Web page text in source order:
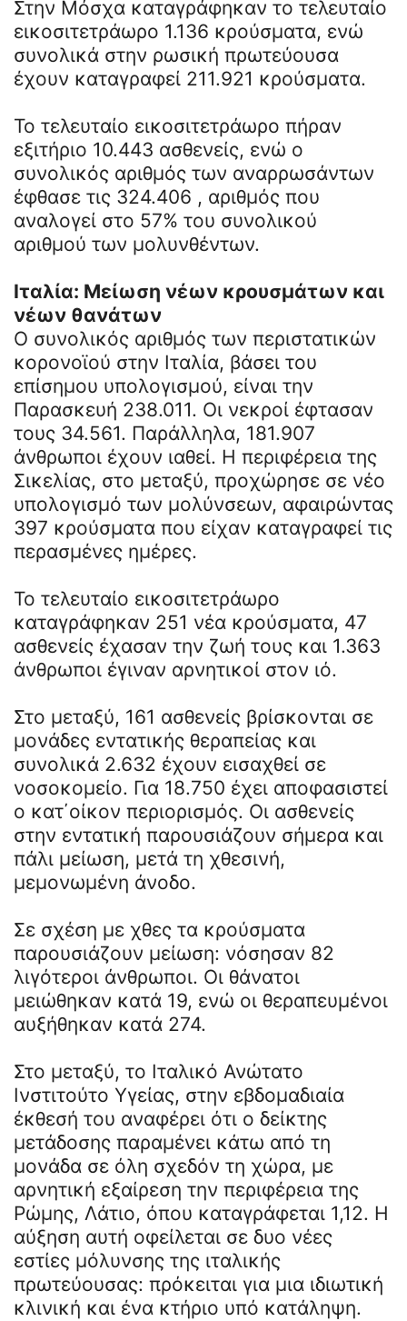
Στην Μόσχα καταγράφηκαν το τελευταίο
εικοσιτετράωρο 1.136 κρούσματα, ενώ
συνολικά στην ρωσική πρωτεύουσα
έχουν καταγραφεί 211.921 κρούσματα.
Το τελευταίο εικοσιτετράωρο πήραν
εξιτήριο 10.443 ασθενείς, ενώ ο
συνολικός αριθμός των αναρρωσάντων
έφθασε τις 324.406 , αριθμός που
αναλογεί στο 57% του συνολικού
αριθμού των μολυνθέντων.
Ιταλία: Μείωση νέων κρουσμάτων και
νέων θανάτων
Ο συνολικός αριθμός των περιστατικών
κορονοϊού στην Ιταλία, βάσει του
επίσημου υπολογισμού, είναι την
Παρασκευή 238.011. Οι νεκροί έφτασαν
τους 34.561. Παράλληλα, 181.907
άνθρωποι έχουν ιαθεί. Η περιφέρεια της
Σικελίας, στο μεταξύ, προχώρησε σε νέο
υπολογισμό των μολύνσεων, αφαιρώντας
397 κρούσματα που είχαν καταγραφεί τις
περασμένες ημέρες.
Το τελευταίο εικοσιτετράωρο
καταγράφηκαν 251 νέα κρούσματα, 47
ασθενείς έχασαν την ζωή τους και 1.363
άνθρωποι έγιναν αρνητικοί στον ιό.
Στο μεταξύ, 161 ασθενείς βρίσκονται σε
μονάδες εντατικής θεραπείας και
συνολικά 2.632 έχουν εισαχθεί σε
νοσοκομείο. Για 18.750 έχει αποφασιστεί
ο κατ΄οίκον περιορισμός. Οι ασθενείς
στην εντατική παρουσιάζουν σήμερα και
πάλι μείωση, μετά τη χθεσινή,
μεμονωμένη άνοδο.
Σε σχέση με χθες τα κρούσματα
παρουσιάζουν μείωση: νόσησαν 82
λιγότεροι άνθρωποι. Οι θάνατοι
μειώθηκαν κατά 19, ενώ οι θεραπευμένοι
αυξήθηκαν κατά 274.
Στο μεταξύ, το Ιταλικό Ανώτατο
Ινστιτούτο Υγείας, στην εβδομαδιαία
έκθεσή του αναφέρει ότι ο δείκτης
μετάδοσης παραμένει κάτω από τη
μονάδα σε όλη σχεδόν τη χώρα, με
αρνητική εξαίρεση την περιφέρεια της
Ρώμης, Λάτιο, όπου καταγράφεται 1,12. H
αύξηση αυτή οφείλεται σε δυο νέες
εστίες μόλυνσης της ιταλικής
πρωτεύουσας: πρόκειται για μια ιδιωτική
κλινική και ένα κτήριο υπό κατάληψη.